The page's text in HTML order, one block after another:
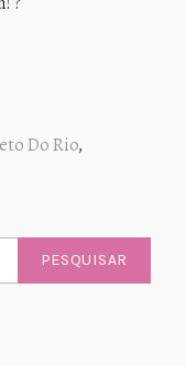
Do Rio,